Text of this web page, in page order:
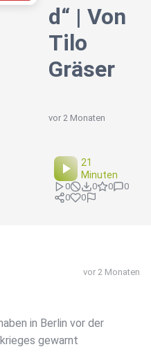
d“ | Von
Tilo
Gräser
vor 2 Monaten
21
Minuten
0 0 0
0
0
0
vor 2 Monaten
in Berlin vor der
gewarnt